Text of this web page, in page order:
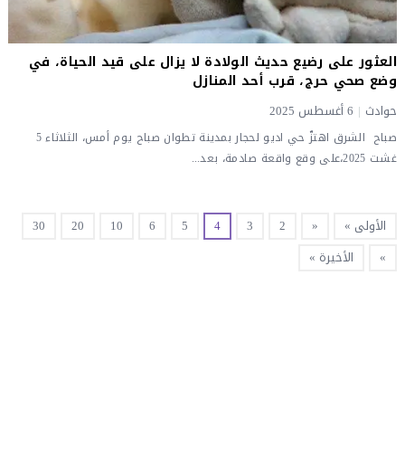
العثور على رضيع حديث الولادة لا يزال على قيد الحياة، في
وضع صحي حرج، قرب أحد المنازل
حوادث 6 أغسطس 2025
صباح الشرق اهتزّ حي اديو لحجار بمدينة تطوان صباح يوم أمس، الثلاثاء 5
غشت 2025،على وقع واقعة صادمة، بعد...
الأولى » «
2
3
4
5
6
10
20
30
»
الأخيرة »